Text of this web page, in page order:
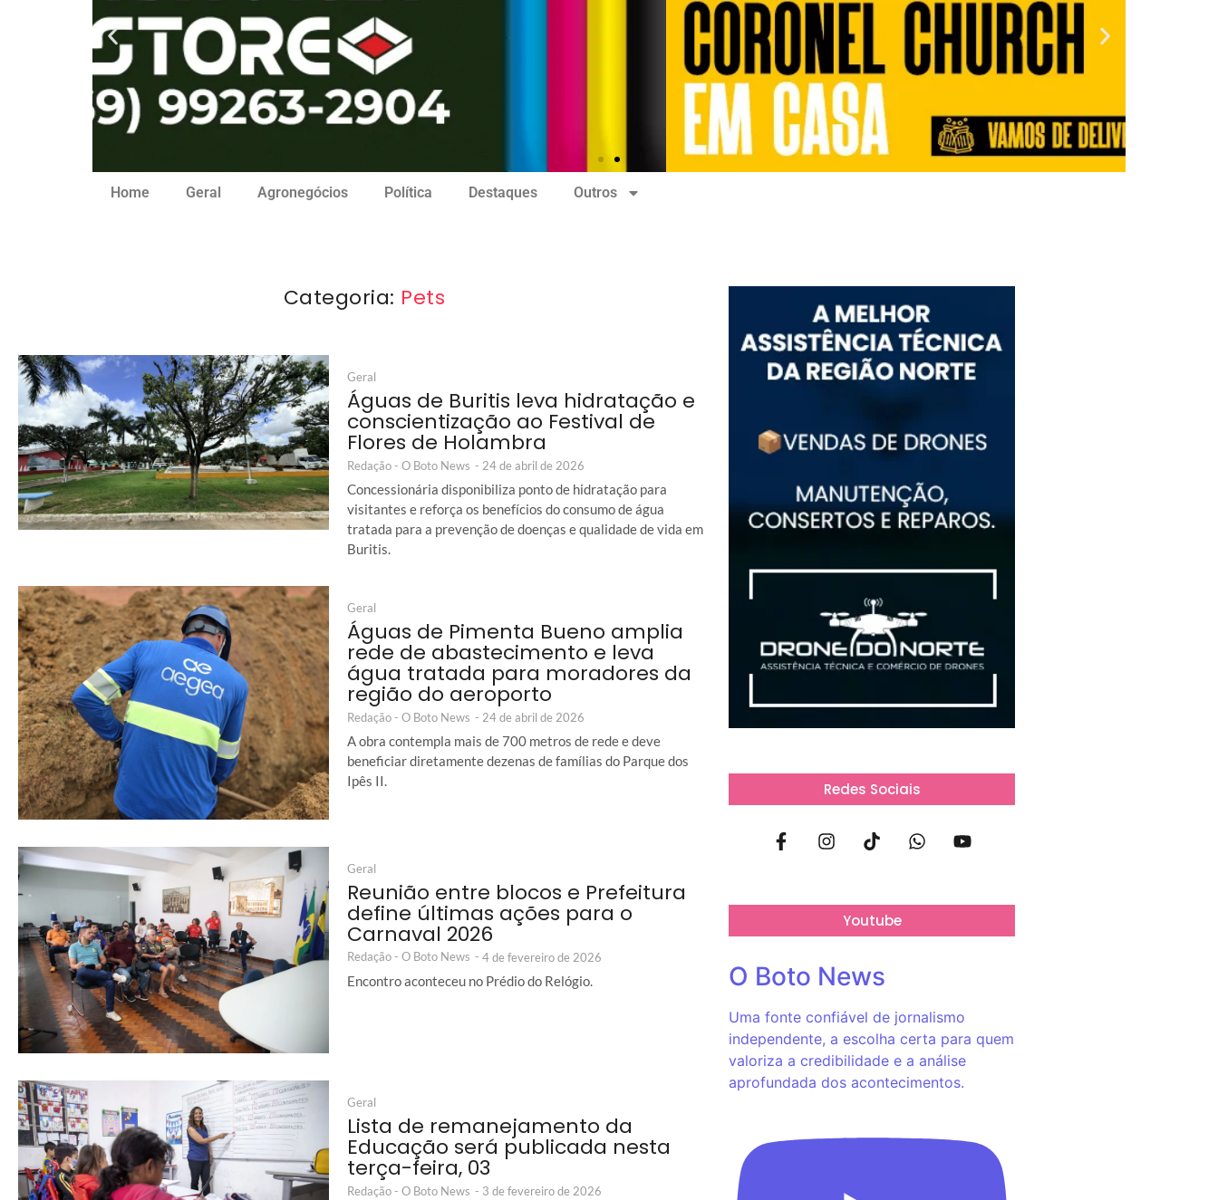
Home Geral Agronegócios Política Destaques Outros
Categoria: Pets
Geral
Águas de Buritis leva hidratação e
conscientização ao Festival de
Flores de Holambra
Redação - O Boto News - 24 de abril de 2026
Concessionária disponibiliza ponto de hidratação para
visitantes e reforça os benefícios do consumo de água
tratada para a prevenção de doenças e qualidade de vida em
Buritis.
Geral
Águas de Pimenta Bueno amplia
rede de abastecimento e leva
água tratada para moradores da
região do aeroporto
Redação - O Boto News - 24 de abril de 2026
A obra contempla mais de 700 metros de rede e deve
beneficiar diretamente dezenas de famílias do Parque dos
Ipês II.
Geral
Reunião entre blocos e Prefeitura
define últimas ações para o
Carnaval 2026
Redação - O Boto News - 4 de fevereiro de 2026
Encontro aconteceu no Prédio do Relógio.
Geral
Lista de remanejamento da
Educação será publicada nesta
terça-feira, 03
Redação - O Boto News - 3 de fevereiro de 2026
Redes Sociais
Youtube
O Boto News
Uma fonte confiável de jornalismo
independente, a escolha certa para quem
valoriza a credibilidade e a análise
aprofundada dos acontecimentos.